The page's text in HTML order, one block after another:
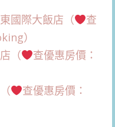
國際大飯店（
查
）
（
查優惠房價：
查優惠房價：